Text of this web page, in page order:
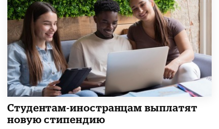
Студентам-иностранцам выплатят
новую стипендию